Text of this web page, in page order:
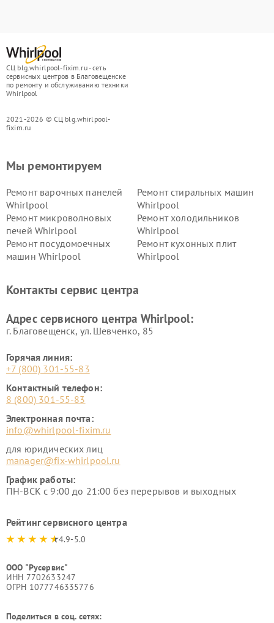
СЦ blg.whirlpool-fixim.ru - сеть
сервисных центров в Благовещенске
по ремонту и обслуживанию техники
Whirlpool
2021-2026 © СЦ blg.whirlpool-
fixim.ru
Мы ремонтируем
Ремонт варочных панелей
Whirlpool
Ремонт стиральных машин
Whirlpool
Ремонт микроволновых
печей Whirlpool
Ремонт холодильников
Whirlpool
Ремонт посудомоечных
машин Whirlpool
Ремонт кухонных плит
Whirlpool
Контакты сервис центра
Адрес сервисного центра Whirlpool:
г. Благовещенск, ул. Шевченко, 85
Горячая линия:
+7 (800) 301-55-83
Контактный телефон:
8 (800) 301-55-83
Электронная почта:
info@whirlpool-fixim.ru
для юридических лиц
manager@fix-whirlpool.ru
График работы:
ПН-ВСК с 9:00 до 21:00 без перерывов и выходных
Рейтинг сервисного центра
4.9-5.0
ООО "Русервис"
ИНН 7702633247
ОГРН 1077746335776
Поделиться в соц. сетях: